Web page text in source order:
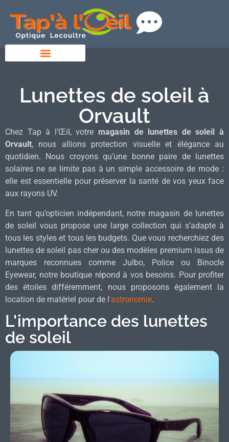
Lunettes de soleil à
Orvault
Chez Tap à l’Œil, votre magasin de lunettes de soleil à
Orvault, nous allions protection visuelle et élégance au
quotidien. Nous croyons qu’une bonne paire de lunettes
solaires ne se limite pas à un simple accessoire de mode :
elle est essentielle pour préserver la santé de vos yeux face
aux rayons UV.
En tant qu’opticien indépendant, notre magasin de lunettes
de soleil vous propose une large collection qui s’adapte à
tous les styles et tous les budgets. Que vous recherchiez des
lunettes de soleil pas cher ou des modèles premium issus de
marques reconnues comme Julbo, Police ou Binocle
Eyewear, notre boutique répond à vos besoins. Pour profiter
des étoiles différemment, nous proposons également la
location de matériel pour de l’astronomie.
L'importance des lunettes
de soleil